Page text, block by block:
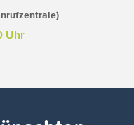
Uhr